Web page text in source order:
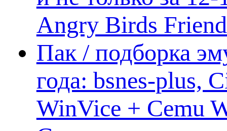
Angry Birds
Пак / подборка
года: bsnes-plus,
WinVice + Cemu